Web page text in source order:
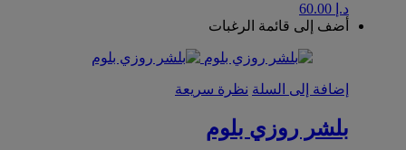
د.إ
أضف إلى قائمة الرغبات
إضافة إلى السلة نظرة سريعة
بلشر روزي بلوم